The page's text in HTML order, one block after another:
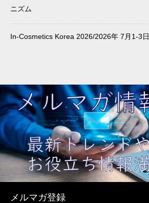
ニズム
In-Cosmetics Korea 2026/2026年 7月1-3日
メルマガ登録